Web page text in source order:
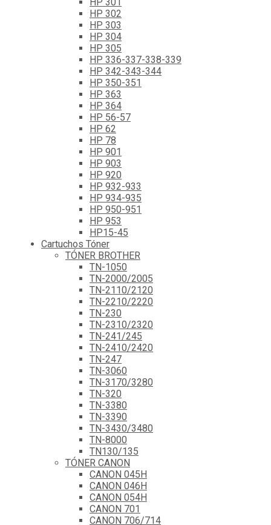
HP 301
HP 302
HP 303
HP 304
HP 305
HP 336-337-338-339
HP 342-343-344
HP 350-351
HP 363
HP 364
HP 56-57
HP 62
HP 78
HP 901
HP 903
HP 920
HP 932-933
HP 934-935
HP 950-951
HP 953
HP15-45
Cartuchos Tóner
TÓNER BROTHER
TN-1050
TN-2000/2005
TN-2110/2120
TN-2210/2220
TN-230
TN-2310/2320
TN-241/245
TN-2410/2420
TN-247
TN-3060
TN-3170/3280
TN-320
TN-3380
TN-3390
TN-3430/3480
TN-8000
TN130/135
TÓNER CANON
CANON 045H
CANON 046H
CANON 054H
CANON 701
CANON 706/714